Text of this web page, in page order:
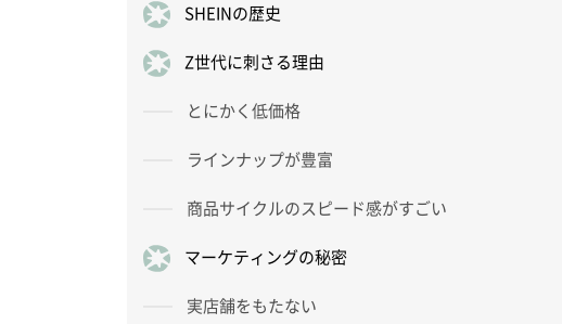
SHEINの歴史
Z世代に刺さる理由
とにかく低価格
ラインナップが豊富
商品サイクルのスピード感がすごい
マーケティングの秘密
実店舗をもたない